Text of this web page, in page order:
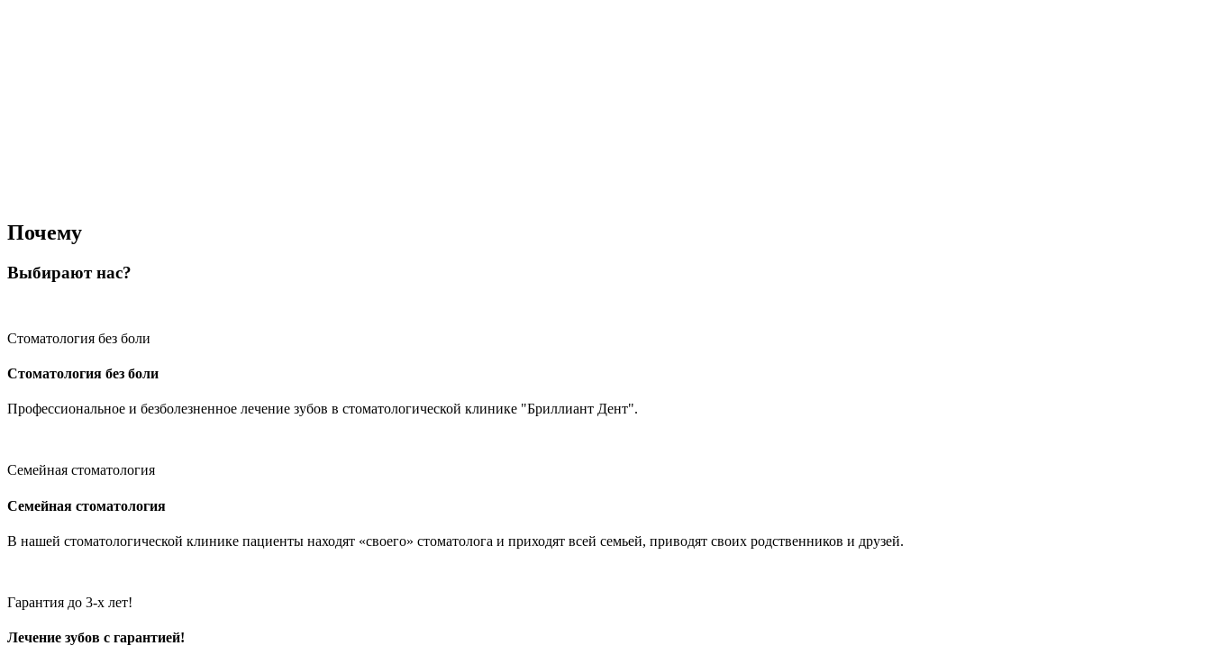
Почему
Выбирают нас?
Стоматология без боли
Стоматология без боли
Профессиональное и безболезненное лечение зубов в стоматологической клинике "Бриллиант Дент".
Семейная стоматология
Семейная стоматология
В нашей стоматологической клинике пациенты находят «своего» стоматолога и приходят всей семьей, приводят своих родственников и друзей.
Гарантия до 3-х лет!
Лечение зубов с гарантией!